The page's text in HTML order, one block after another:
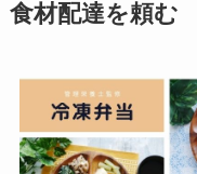
食材配達を頼む